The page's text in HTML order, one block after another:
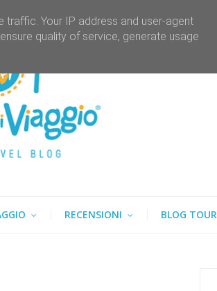
RECENSIONI BLOG TOUR
Your IP address and user-agent
quality of service, generate usage